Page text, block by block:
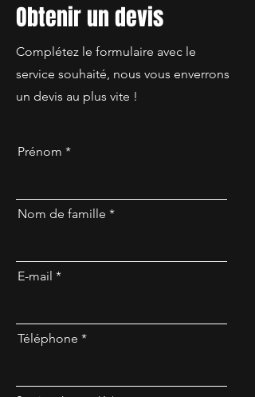
Obtenir un devis
Complétez le formulaire avec le
service souhaité, nous vous enverrons
un devis au plus vite !
Prénom
Nom de famille
E-mail
Téléphone